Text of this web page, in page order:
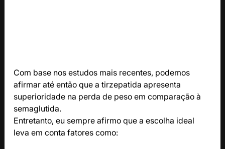
Com base nos estudos mais recentes, podemos
afirmar até então que a tirzepatida apresenta
superioridade na perda de peso em comparação à
semaglutida.
Entretanto, eu sempre afirmo que a escolha ideal
leva em conta fatores como: